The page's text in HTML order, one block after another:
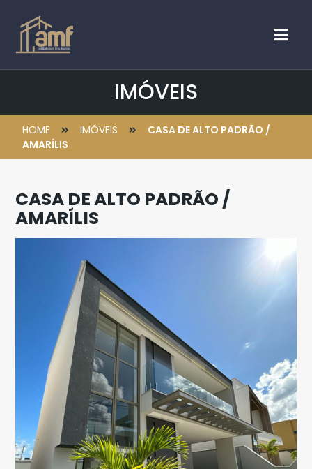
IMÓVEIS
HOME IMÓVEIS
CASA DE ALTO PADRÃO /
AMARÍLIS
CASA DE ALTO PADRÃO /
AMARÍLIS